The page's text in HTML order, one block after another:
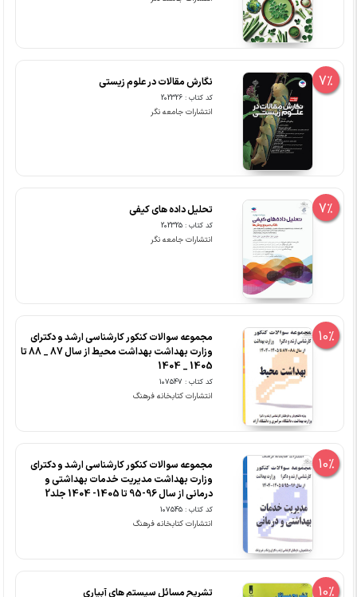
7% نگارش مقالات در علوم زیستی
کد کتاب : 202326
انتشارات جامعه نگر
7% تحلیل داده های کیفی
کد کتاب : 202325
انتشارات جامعه نگر
10%
مجموعه سوالات کنکور کارشناسی ارشد و دکترای
وزارت بهداشت بهداشت محیط از سال 87 _ 88 تا
1405 _ 1404
کد کتاب : 107547
انتشارات کتابخانه فرهنگ
10%
مجموعه سوالات کنکور کارشناسی ارشد و دکترای
وزارت بهداشت مدیریت خدمات بهداشتی و
درمانی از سال 96-95 تا 1405- 1404 جلد2
کد کتاب : 107545
انتشارات کتابخانه فرهنگ
10% تشریح مسائل سیستم های آبیاری